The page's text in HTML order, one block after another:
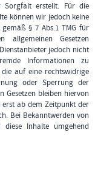
Sorgfalt erstellt. Für die
können wir jedoch keine
§ 7 Abs.1 TMG für
Gesetzen
jedoch nicht
Informationen zu
auf eine rechtswidrige
oder Sperrung der
Gesetzen bleiben hiervon
erst ab dem Zeitpunkt der
Bei Bekanntwerden von
diese Inhalte umgehend